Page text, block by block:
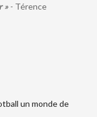
» - Térence
un monde de